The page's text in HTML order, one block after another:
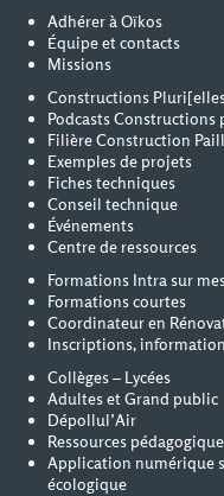
Adhérer à Oïkos
Équipe et contacts
Missions
Constructions
Podcasts
Filière Construction
Exemples de projets
Fiches techniques
Conseil technique
Événements
Centre de ressources
Formations Intra sur
Formations courtes
Coordinateur en
Inscriptions,
Collèges – Lycées
Adultes et Grand public
Dépollul’Air
Ressources
Application numérique
écologique